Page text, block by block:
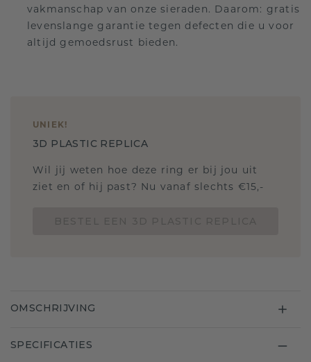
vakmanschap van onze sieraden. Daarom: gratis
levenslange garantie tegen defecten die u voor
altijd gemoedsrust bieden.
UNIEK!
3D PLASTIC REPLICA
Wil jij weten hoe deze ring er bij jou uit
ziet en of hij past? Nu vanaf slechts €15,-
OMSCHRIJVING
SPECIFICATIES